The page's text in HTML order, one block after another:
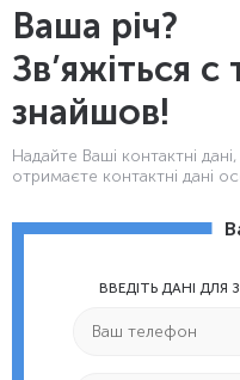
Ваша річ?
Зв’яжіться
знайшов!
Надайте Ваші контактнi дані,
отримаєте контактні дані
ВВЕДІТЬ ДАНІ ДЛЯ